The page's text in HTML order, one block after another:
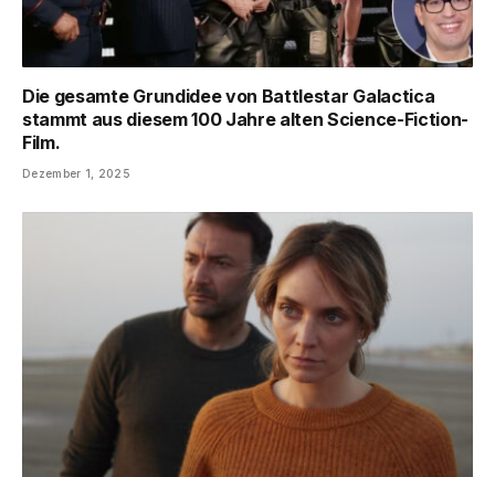
Die gesamte Grundidee von Battlestar Galactica
stammt aus diesem 100 Jahre alten Science-Fiction-
Film.
Dezember 1, 2025